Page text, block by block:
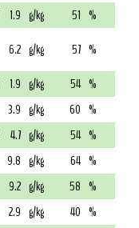
1.9 g/kg 51 %
6.2 g/kg 57 %
1.9 g/kg 54 %
3.9 g/kg 60 %
4.7 g/kg 54 %
9.8 g/kg 64 %
9.2 g/kg 58 %
2.9 g/kg 40 %